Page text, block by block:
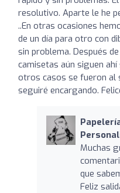
resolutivo. Aparte le he
..En otras ocasiones
de un día para otro con
sin problema. Después
camisetas aún siguen
otros casos se fueron al
seguiré encargando.
Muchas
que
Feliz